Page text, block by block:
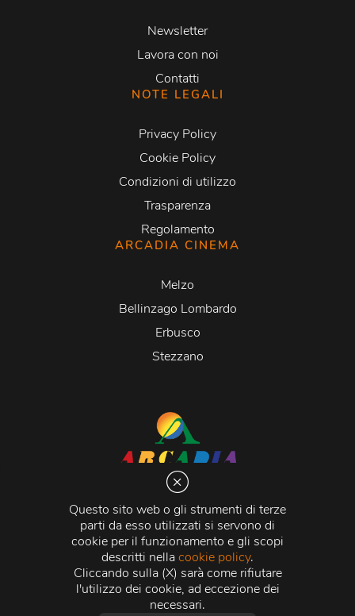
Questo sito web o gli strumenti di terze
parti da esso utilizzati si servono di
cookie per il funzionamento e gli scopi
descritti nellacookie policy.
Cliccando sulla (X) sarà come rifiutare
l'utilizzo dei cookie, ad eccezione dei
necessari.
Newsletter
Lavora con noi
Contatti
NOTE LEGALI
Privacy Policy
Cookie Policy
Condizioni di utilizzo
Trasparenza
Regolamento
ARCADIA CINEMA
Melzo
Bellinzago Lombardo
Erbusco
Stezzano
Via Martiri della Libertà 20066 Melzo (MI)
C.C.I.A.A. - R.E.A di Milano n. 1427910
Registro delle Imprese di Milano n. 338392 -
Fiscale e Partita Iva11015840157 | Capitale Sociale
500.000,00 i.v.
Credits:Crea Informatica S.r.l. 2026 © Tutti i diritti
riservati.